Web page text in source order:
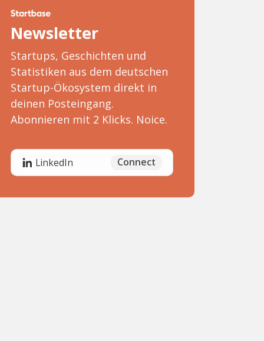
Newsletter
Startups, Geschichten und
Statistiken aus dem deutschen
Startup-Ökosystem direkt in
deinen Posteingang.
Abonnieren mit 2 Klicks. Noice.
LinkedIn Connect